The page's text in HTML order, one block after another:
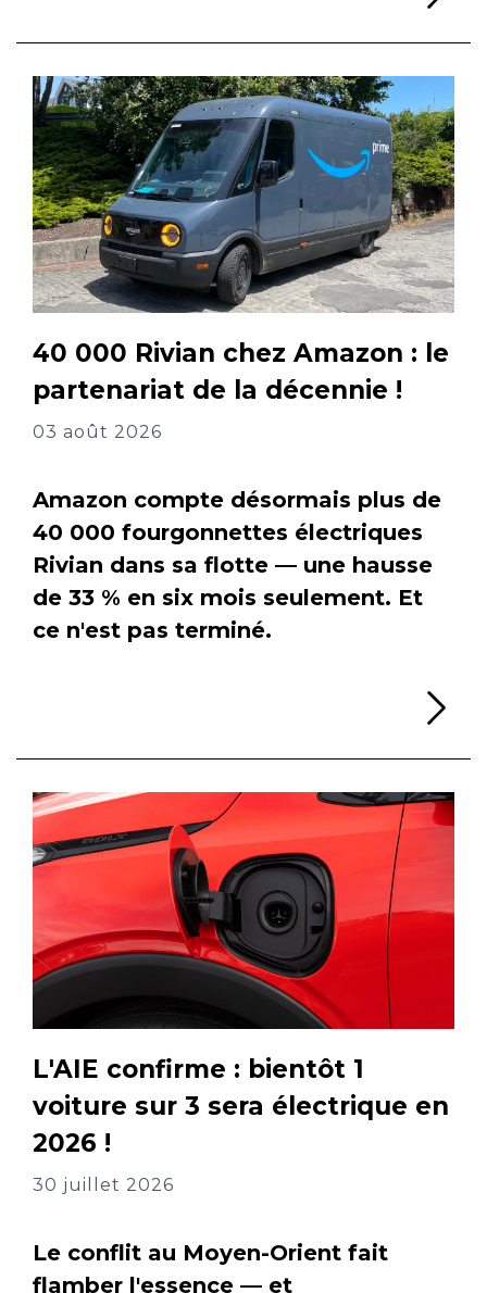
40 000 Rivian chez Amazon : le
partenariat de la décennie !
03 août 2026
Amazon compte désormais plus de
40 000 fourgonnettes électriques
Rivian dans sa flotte — une hausse
de 33 % en six mois seulement. Et
ce n'est pas terminé.
L'AIE confirme : bientôt 1
voiture sur 3 sera électrique en
2026 !
30 juillet 2026
Le conflit au Moyen-Orient fait
flamber l'essence — et